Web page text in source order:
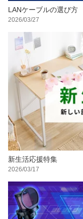
LANケーブルの選び方
2026/03/27
新生活応援特集
2026/03/17